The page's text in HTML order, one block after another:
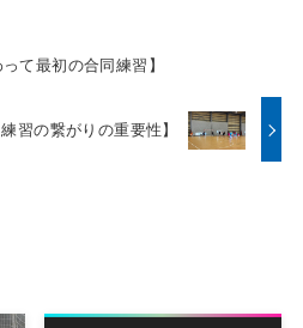
って最初の合同練習】
練習の繋がりの重要性】